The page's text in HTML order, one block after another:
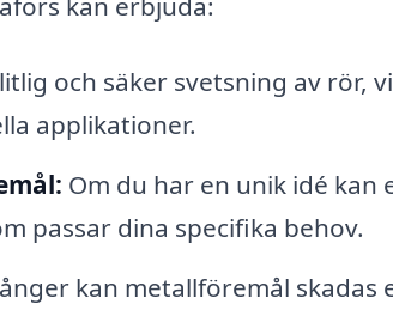
och säker svetsning av rör,
applikationer.
Om du har en unik idé kan
passar dina specifika behov.
kan metallföremål skadas